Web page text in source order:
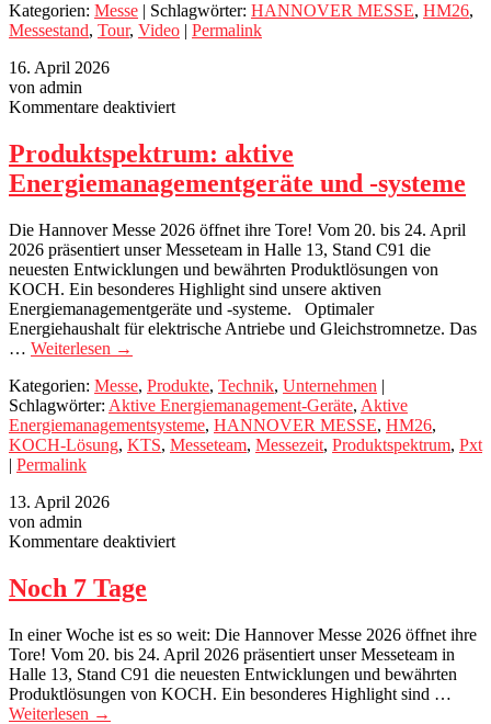
Kategorien: Messe | Schlagwörter: HANNOVER MESSE, HM26,
Messestand, Tour, Video | Permalink
16. April 2026
von admin
Kommentare deaktiviertfür
Energiemanagementgeräte
und
systeme
Produktspektrum: aktive
Energiemanagementgeräte und -systeme
Die Hannover Messe 2026 öffnet ihre Tore! Vom 20. bis 24. April
2026 präsentiert unser Messeteam in Halle 13, Stand C91 die
neuesten Entwicklungen und bewährten Produktlösungen von
KOCH. Ein besonderes Highlight sind unsere aktiven
Energiemanagementgeräte und -systeme. Optimaler
Energiehaushalt für elektrische Antriebe und Gleichstromnetze. Das
… Weiterlesen →
Kategorien: Messe, Produkte, Technik, Unternehmen |
Schlagwörter: Aktive Energiemanagement-Geräte, Aktive
Energiemanagementsysteme, HANNOVER MESSE, HM26,
KOCH-Lösung, KTS, Messeteam, Messezeit, Produktspektrum, Pxt
| Permalink
13. April 2026
von admin
Kommentare deaktiviertfür
Noch 7 Tage
In einer Woche ist es so weit: Die Hannover Messe 2026 öffnet ihre
Tore! Vom 20. bis 24. April 2026 präsentiert unser Messeteam in
Halle 13, Stand C91 die neuesten Entwicklungen und bewährten
Produktlösungen von KOCH. Ein besonderes Highlight sind …
Weiterlesen →